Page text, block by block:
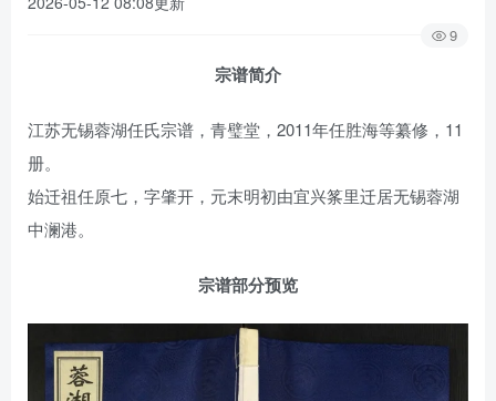
9
宗谱简介
江苏无锡蓉湖任氏宗谱，青璧堂，2011年任胜海等纂修，11
册。
始迁祖任原七，字肇开，元末明初由宜兴筿里迁居无锡蓉湖
中澜港。
宗谱部分预览